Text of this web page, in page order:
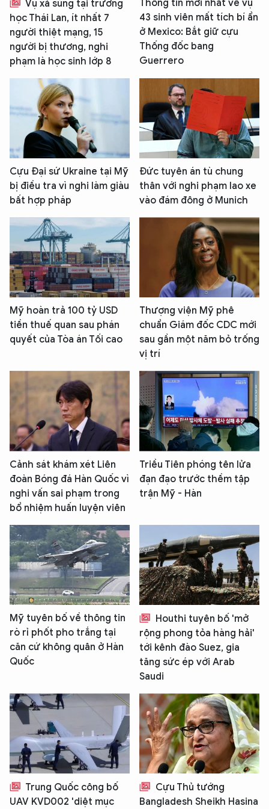
Vụ xả súng tại trường
học Thái Lan, ít nhất 7
người thiệt mạng, 15
người bị thương, nghi
phạm là học sinh lớp 8
Thông tin mới nhất về vụ
43 sinh viên mất tích bí ẩn
ở Mexico: Bắt giữ cựu
Thống đốc bang
Guerrero
Cựu Đại sứ Ukraine tại Mỹ
bị điều tra vì nghi làm giàu
bất hợp pháp
Đức tuyên án tù chung
thân với nghi phạm lao xe
vào đám đông ở Munich
Mỹ hoàn trả 100 tỷ USD
tiền thuế quan sau phán
quyết của Tòa án Tối cao
Thượng viện Mỹ phê
chuẩn Giám đốc CDC mới
sau gần một năm bỏ trống
vị trí
Cảnh sát khám xét Liên
đoàn Bóng đá Hàn Quốc vì
nghi vấn sai phạm trong
bổ nhiệm huấn luyện viên
Triều Tiên phóng tên lửa
đạn đạo trước thềm tập
trận Mỹ - Hàn
Mỹ tuyên bố về thông tin
rò rỉ phốt pho trắng tại
căn cứ không quân ở Hàn
Quốc
Houthi tuyên bố 'mở
rộng phong tỏa hàng hải'
tới kênh đào Suez, gia
tăng sức ép với Arab
Saudi
Trung Quốc công bố
UAV KVD002 'diệt mục
Cựu Thủ tướng
Bangladesh Sheikh Hasina